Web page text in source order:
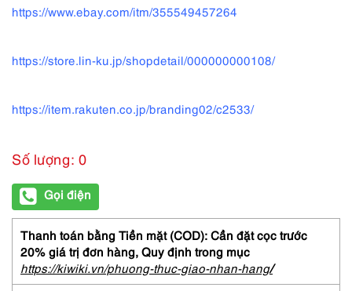
https://www.ebay.com/itm/355549457264
https://store.lin-ku.jp/shopdetail/000000000108/
https://item.rakuten.co.jp/branding02/c2533/
Số lượng: 0
Gọi điện
Thanh toán bằng Tiền mặt (COD): Cần đặt cọc trước
20% giá trị đơn hàng, Quy định trong mục
https://kiwiki.vn/phuong-thuc-giao-nhan-hang/